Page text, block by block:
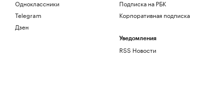
Одноклассники
Telegram
Дзен
Подписка на РБК
Корпоративная подписка
Уведомления
RSS Новости